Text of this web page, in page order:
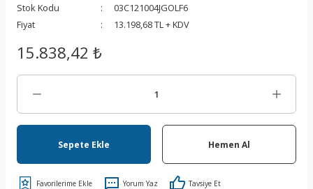
Stok Kodu
03C121004JGOLF6
Fiyat
13.198,68 TL + KDV
15.838,42 ₺
Sepete Ekle Hemen Al
Yorum Yaz Tavsiye Et